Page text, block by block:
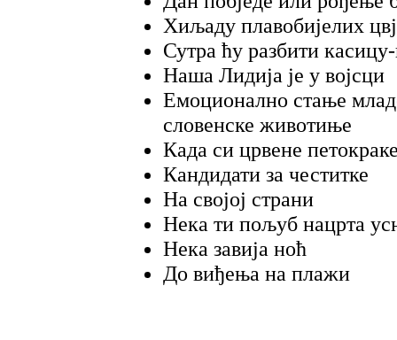
Хиљаду плавобијелих
Сутра ћу разбити
Наша Лидија је у војсци
Емоционално стање
словенске животиње
Када си црвене
Кандидати за честитке
На својој страни
Нека ти пољуб нацрта
Нека завија ноћ
До виђења на плажи